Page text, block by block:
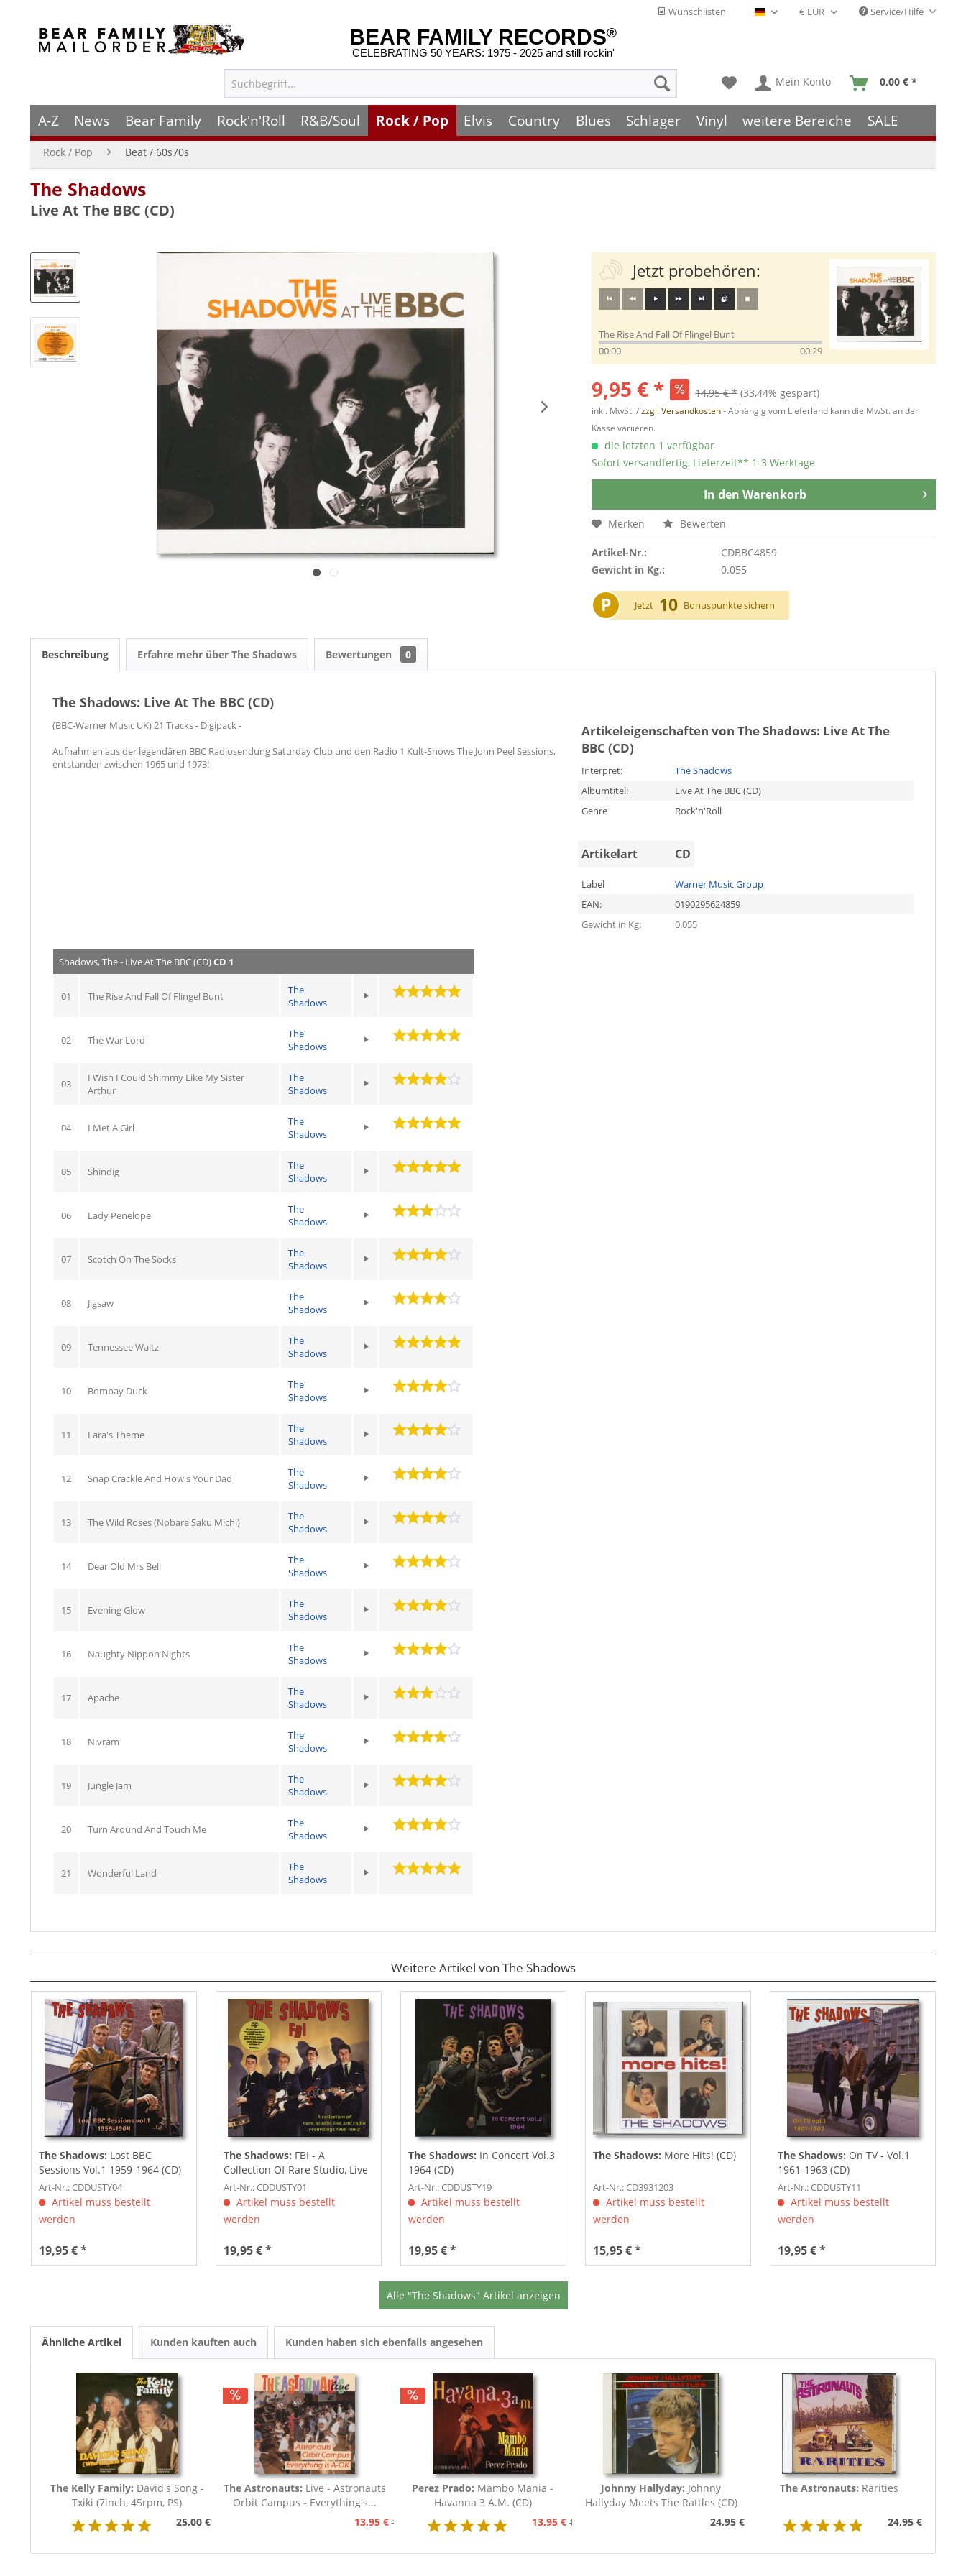
Wunschlisten Deutsch - DE Service/Hilfe
BEAR FAMILY RECORDS®
CELEBRATING 50 YEARS: 1975 - 2025 and still rockin'
Mein Konto 0,00 € *
A-Z News Bear Family Rock'n'Roll R&B/Soul Rock / Pop Elvis Country Blues Schlager Vinyl weitere Bereiche SALE
Rock / Pop Beat / 60s70s
The Shadows
Live At The BBC (CD)
Jetzt probehören:
The Rise And Fall Of Flingel Bunt
00:00
00:29
9,95 € * 14,95 € * (33,44% gespart)
inkl. MwSt. /zzgl. Versandkosten- Abhängig vom Lieferland kann die MwSt. an der
Kasse variieren.
die letzten 1 verfügbar
Sofort versandfertig, Lieferzeit** 1-3 Werktage
In den Warenkorb
Merken Bewerten
Artikel-Nr.:
CDBBC4859
Gewicht in Kg.:
0.055
P Jetzt 10 Bonuspunkte sichern
Beschreibung Erfahre mehr über The Shadows Bewertungen 0
The Shadows: Live At The BBC (CD)
(BBC-Warner Music UK) 21 Tracks - Digipack -
Aufnahmen aus der legendären BBC Radiosendung Saturday Club und den Radio 1 Kult-Shows The John Peel Sessions,
entstanden zwischen 1965 und 1973!
Artikeleigenschaften von The Shadows: Live At The
BBC (CD)
Interpret:
The Shadows
Albumtitel:
Live At The BBC (CD)
Genre
Rock'n'Roll
Artikelart CD
Label
Warner Music Group
EAN:
0190295624859
Gewicht in Kg:
0.055
Shadows, The - Live At The BBC (CD)CD 1
01 The Rise And Fall Of Flingel Bunt
The
Shadows
02 The War Lord
The
Shadows
03
I Wish I Could Shimmy Like My Sister
Arthur
The
Shadows
04 I Met A Girl
The
Shadows
05 Shindig
The
Shadows
06 Lady Penelope
The
Shadows
07 Scotch On The Socks
The
Shadows
08 Jigsaw
The
Shadows
09 Tennessee Waltz
The
Shadows
10 Bombay Duck
The
Shadows
11 Lara's Theme
The
Shadows
12 Snap Crackle And How's Your Dad
The
Shadows
13 The Wild Roses (Nobara Saku Michi)
The
Shadows
14 Dear Old Mrs Bell
The
Shadows
15 Evening Glow
The
Shadows
16 Naughty Nippon Nights
The
Shadows
17 Apache
The
Shadows
18 Nivram
The
Shadows
19 Jungle Jam
The
Shadows
20 Turn Around And Touch Me
The
Shadows
21 Wonderful Land
The
Shadows
Weitere Artikel von The Shadows
The Shadows: Lost BBC
Sessions Vol.1 1959-1964 (CD)
Art-Nr.: CDDUSTY04
Artikel muss bestellt
werden
19,95 € *
The Shadows: FBI - A
Collection Of Rare Studio, Live
And...
Art-Nr.: CDDUSTY01
Artikel muss bestellt
werden
19,95 € *
The Shadows: In Concert Vol.3
1964 (CD)
Art-Nr.: CDDUSTY19
Artikel muss bestellt
werden
19,95 € *
The Shadows: More Hits! (CD)
Art-Nr.: CD3931203
Artikel muss bestellt
werden
15,95 € *
The Shadows: On TV - Vol.1
1961-1963 (CD)
Art-Nr.: CDDUSTY11
Artikel muss bestellt
werden
19,95 € *
Alle "The Shadows" Artikel anzeigen
Ähnliche Artikel Kunden kauften auch Kunden haben sich ebenfalls angesehen
The Kelly Family: David's Song -
Txiki (7inch, 45rpm, PS)
25,00 €
The Astronauts: Live - Astronauts
Orbit Campus - Everything's...
13,95 € 15,95 €
Perez Prado: Mambo Mania -
Havanna 3 A.M. (CD)
13,95 € 15,95 €
Johnny Hallyday: Johnny
Hallyday Meets The Rattles (CD)
24,95 €
The Astronauts: Rarities
24,95 €